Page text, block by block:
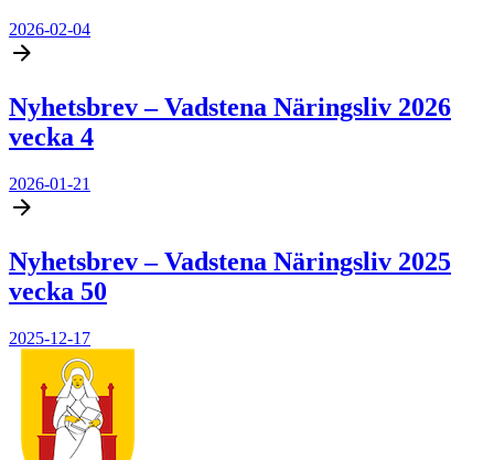
2026-02-04
Nyhetsbrev – Vadstena Näringsliv 2026
vecka 4
2026-01-21
Nyhetsbrev – Vadstena Näringsliv 2025
vecka 50
2025-12-17